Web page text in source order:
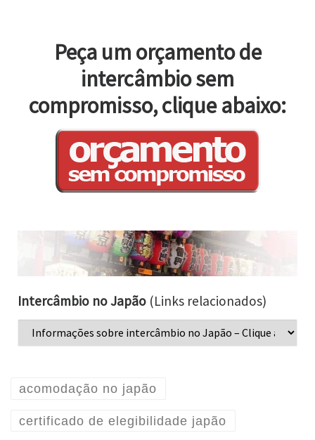
Peça um orçamento de
intercâmbio sem
compromisso, clique abaixo:
Intercâmbio no Japão (Links relacionados)
acomodação no japão
certificado de elegibilidade japão